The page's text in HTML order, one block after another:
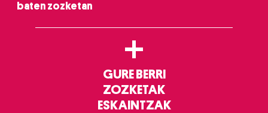
baten zozketan
+
GURE BERRI
ZOZKETAK
ESKAINTZAK